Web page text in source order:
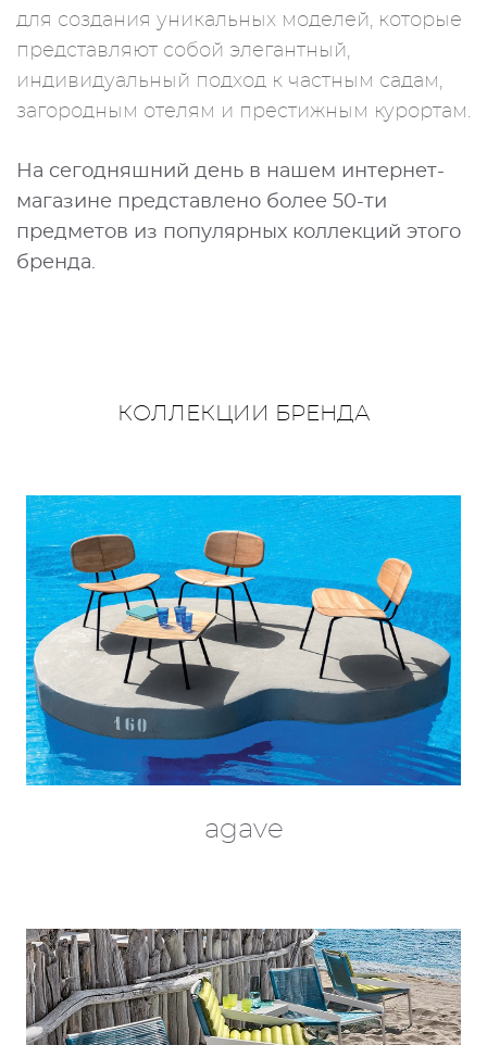
для создания уникальных моделей, которые
представляют собой элегантный,
индивидуальный подход к частным садам,
загородным отелям и престижным курортам.
На сегодняшний день в нашем интернет-
магазине представлено более 50-ти
предметов из популярных коллекций этого
бренда.
КОЛЛЕКЦИИ БРЕНДА
agave